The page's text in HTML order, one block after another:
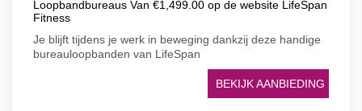
Loopbandbureaus Van €1,499.00 op de website LifeSpan
Fitness
Je blijft tijdens je werk in beweging dankzij deze handige
bureauloopbanden van LifeSpan
BEKIJK AANBIEDING